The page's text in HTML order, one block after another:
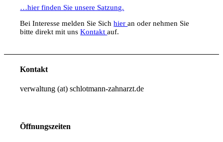
…hier finden Sie unsere Satzung.
Bei Interesse melden Sie Sichhieran oder nehmen Sie
bitte direkt mit unsKontaktauf.
Kontakt
verwaltung (at) schlotmann-zahnarzt.de
Öffnungszeiten